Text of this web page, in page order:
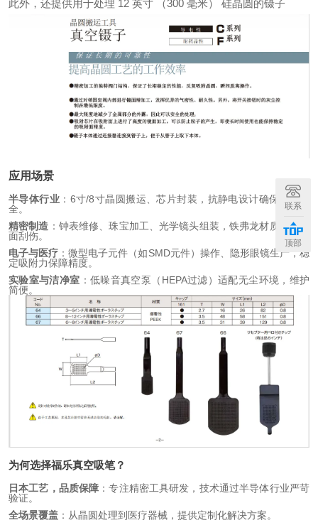
此外，还提供用于处理 12 英寸 （300 毫米） 硅晶圆的镊子
应用场景
半导体行业 ：6寸/8寸晶圆搬运、芯片封装，抗静电设计确保ESD安
全。
精密制造 ：钟表维修、珠宝加工、光学镜头组装，铁弗龙材质避免表
面刮伤。
电子与医疗 ：微型电子元件（如SMD元件）操作、隐形眼镜生产，稳
定吸附力保障精度。
实验室与洁净室 ：低噪音真空泵（HEPA过滤）适配无尘环境，维护
简便。
为何选择福乐真空吸笔？
日本工艺，品质保障 ：专注精密工具研发，技术通过半导体行业严苛
验证。
全场景覆盖 ：从晶圆处理到医疗器械，提供定制化解决方案。
联系
顶部